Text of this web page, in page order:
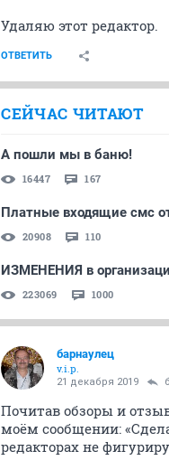
Удаляю этот редактор.
ОТВЕТИТЬ
СЕЙЧАС ЧИТАЮТ
А пошли мы в баню!
16447 167
Платные входящие смс
20908 110
ИЗМЕНЕНИЯ в
223069 1000
барнаулец
v.i.p.
21 декабря 2019
Почитав обзоры и
моём сообщении:
редакторах не